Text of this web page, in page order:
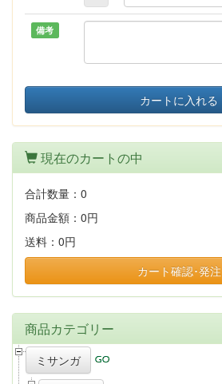
備考
カートに入れる
現在のカートの中
合計数量： 0
商品金額： 0円
送料： 0円
カート確認･発注
商品カテゴリー
ミサンガ